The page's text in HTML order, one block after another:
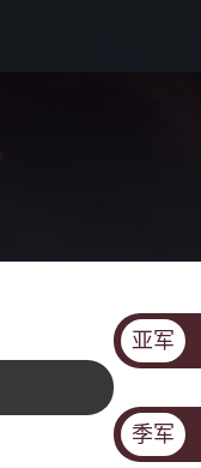
亚军
季军